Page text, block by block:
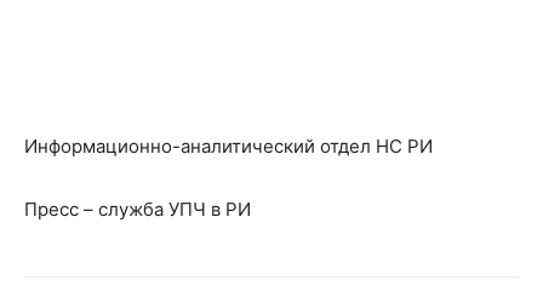
Информационно-аналитический отдел НС РИ
Пресс – служба УПЧ в РИ